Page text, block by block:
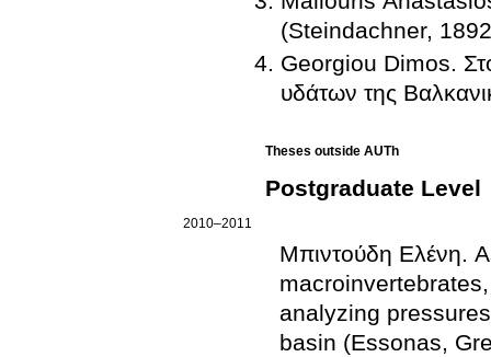
(Steindachner,
Georgiou Dimos.
υδάτων της
Theses outside AUTh
Postgraduate Level
2010–2011
Μπιντούδη Ελένη.
macroinvertebrates, fish and supporting
analyzing pressures and
basin (Essonas, Greece), following EU’s Water